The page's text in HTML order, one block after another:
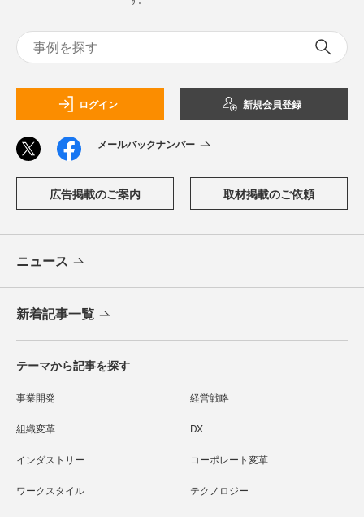
ログイン 新規会員登録
メールバックナンバー
広告掲載のご案内 取材掲載のご依頼
ニュース
新着記事一覧
テーマから記事を探す
事業開発 経営戦略
組織変革 DX
インダストリー コーポレート変革
ワークスタイル テクノロジー